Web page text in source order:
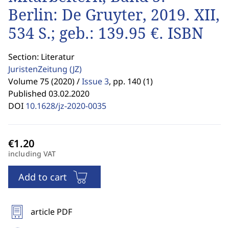
Berlin: De Gruyter, 2019. XII,
534 S.; geb.: 139.95 €. ISBN
Section: Literatur
JuristenZeitung (JZ)
Volume 75 (2020) /Issue 3, pp. 140 (1)
Published 03.02.2020
DOI 10.1628/jz-2020-0035
including VAT
Add to cart
article PDF